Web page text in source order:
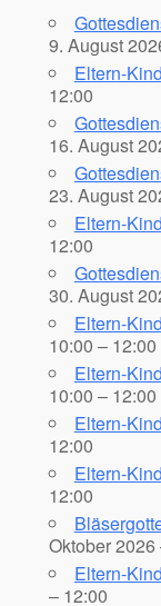
9. August
Eltern-
12:00
16. August
23. August
Eltern-
12:00
30. August
Eltern-
10:00 – 12:00
Eltern-
10:00 – 12:00
Eltern-
12:00
Eltern-
12:00
Oktober
Eltern-
– 12:00